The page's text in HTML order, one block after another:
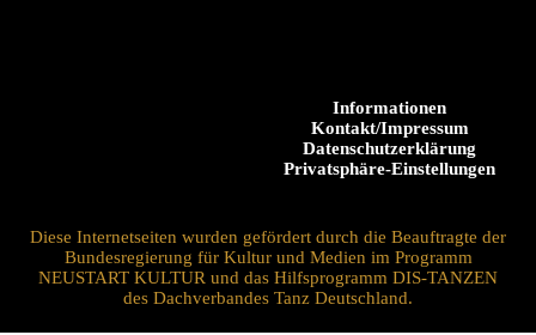
Informationen
Kontakt/Impressum
Datenschutzerklärung
Privatsphäre-Einstellungen
Diese Internetseiten wurden gefördert durch die Beauftragte der
Bundesregierung für Kultur und Medien im Programm
NEUSTART KULTUR und das Hilfsprogramm DIS-TANZEN
des Dachverbandes Tanz Deutschland.